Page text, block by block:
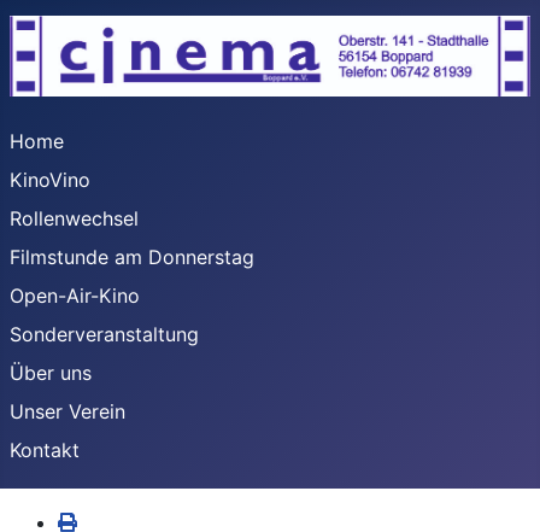
Home
KinoVino
Rollenwechsel
Filmstunde am Donnerstag
Open-Air-Kino
Sonderveranstaltung
Über uns
Unser Verein
Kontakt